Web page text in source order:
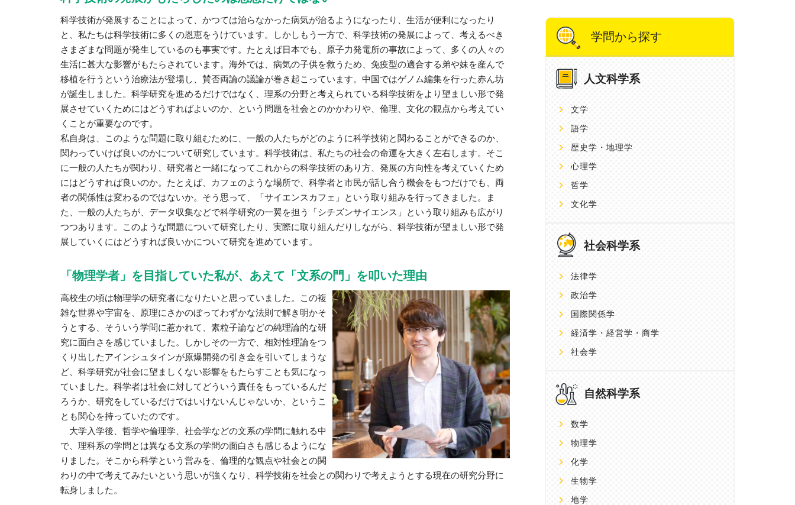
科学技術が発展することによって、かつては治らなかった病気が治るようになったり、生活が便利になったり
と、私たちは科学技術に多くの恩恵をうけています。しかしもう一方で、科学技術の発展によって、考えるべき
さまざまな問題が発生しているのも事実です。たとえば日本でも、原子力発電所の事故によって、多くの人々の
生活に甚大な影響がもたらされています。海外では、病気の子供を救うため、免疫型の適合する弟や妹を産んで
移植を行うという治療法が登場し、賛否両論の議論が巻き起こっています。中国ではゲノム編集を行った赤ん坊
が誕生しました。科学研究を進めるだけではなく、理系の分野と考えられている科学技術をより望ましい形で発
展させていくためにはどうすればよいのか、という問題を社会とのかかわりや、倫理、文化の観点から考えてい
くことが重要なのです。
私自身は、このような問題に取り組むために、一般の人たちがどのように科学技術と関わることができるのか、
関わっていけば良いのかについて研究しています。科学技術は、私たちの社会の命運を大きく左右します。そこ
に一般の人たちが関わり、研究者と一緒になってこれからの科学技術のあり方、発展の方向性を考えていくため
にはどうすれば良いのか。たとえば、カフェのような場所で、科学者と市民が話し合う機会をもつだけでも、両
者の関係性は変わるのではないか。そう思って、「サイエンスカフェ」という取り組みを行ってきました。ま
た、一般の人たちが、データ収集などで科学研究の一翼を担う「シチズンサイエンス」という取り組みも広がり
つつあります。このような問題について研究したり、実際に取り組んだりしながら、科学技術が望ましい形で発
展していくにはどうすれば良いかについて研究を進めています。
「物理学者」を目指していた私が、あえて「文系の門」を叩いた理由
高校生の頃は物理学の研究者になりたいと思っていました。この複
雑な世界や宇宙を、原理にさかのぼってわずかな法則で解き明かそ
うとする、そういう学問に惹かれて、素粒子論などの純理論的な研
究に面白さを感じていました。しかしその一方で、相対性理論をつ
くり出したアインシュタインが原爆開発の引き金を引いてしまうな
ど、科学研究が社会に望ましくない影響をもたらすことも気になっ
ていました。科学者は社会に対してどういう責任をもっているんだ
ろうか、研究をしているだけではいけないんじゃないか、というこ
とも関心を持っていたのです。
大学入学後、哲学や倫理学、社会学などの文系の学問に触れる中
で、理科系の学問とは異なる文系の学問の面白さも感じるようにな
りました。そこから科学という営みを、倫理的な観点や社会との関
わりの中で考えてみたいという思いが強くなり、科学技術を社会との関わりで考えようとする現在の研究分野に
転身しました。
学問から探す
人文科学系
文学
語学
歴史学・地理学
心理学
哲学
文化学
社会科学系
法律学
政治学
国際関係学
経済学・経営学・商学
社会学
自然科学系
数学
物理学
化学
生物学
地学